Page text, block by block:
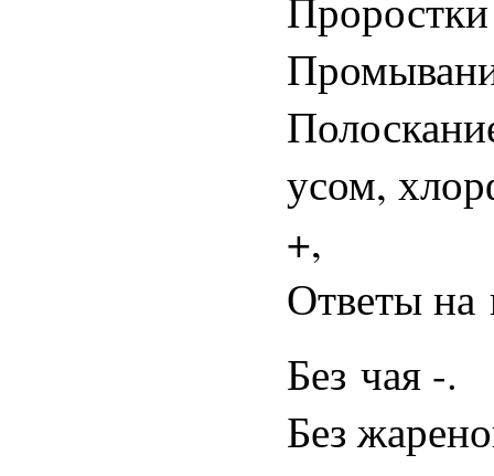
усом,
+,
Ответы на
Без чая -.
Без